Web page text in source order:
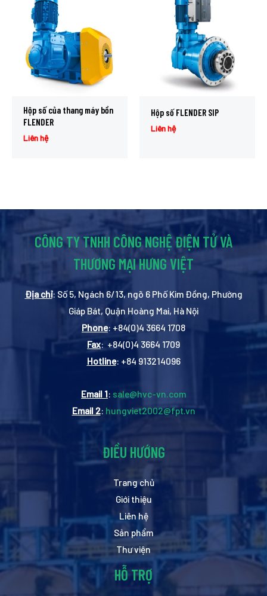
Hộp số của thang máy bồn
FLENDER
Liên hệ
Hộp số FLENDER SIP
Liên hệ
CÔNG TY TNHH CÔNG NGHỆ ĐIỆN TỬ VÀ
THƯƠNG MẠI HƯNG VIỆT
Địa chỉ: Số 5, Ngách 6/13, ngõ 6 Phố Kim Đồng, Phường
Giáp Bát, Quận Hoàng Mai, Hà Nội
Phone: +84(0)4 3664 1708
Fax: +84(0)4 3664 1709
Hotline: +84 913214096
Email 1: sale@hvc-vn.com
Email 2: hungviet2002@fpt.vn
ĐIỀU HƯỚNG
Trang chủ
Giới thiệu
Liên hệ
Sản phẩm
Thư viện
HỖ TRỢ